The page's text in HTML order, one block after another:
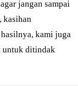
jangan sampai
kasihan
kami juga
untuk ditindak